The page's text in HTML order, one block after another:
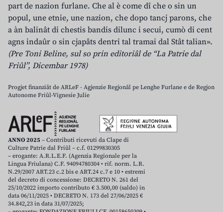
part de nazion furlane. Che al è come dî che o sin un
popul, une etnie, une nazion, che dopo tancj parons, che
a àn balinât di chestis bandis dilunc i secui, cumò di cent
agns indaûr o sin cjapâts dentri tal tramai dal Stât talian».
(Pre Toni Beline, sul so prin editoriâl de “La Patrie dal
Friûl”, Dicembar 1978)
Progjet finanziât de ARLeF - Agjenzie Regjonâl pe Lenghe Furlane e de Regjon
Autonome Friûl-Vignesie Julie
ANNO 2025 – Contributi ricevuti da Clape di
Culture Patrie dal Friûl – c.f. 01299830305
– erogante: A.R.L.E.F. (Agenzia Regionale per la
Lingua Friulana) C.F. 94094780304 • rif. norm. L.R.
N.29/2007 ART.23 c.2 bis e ART.24 c.7 e 10 • estremi
del decreto di concessione: DECRETO N. 261 del
25/10/2022 importo contributo € 3.500,00 (saldo) in
data 06/11/2025 • DECRETO N. 173 del 27/06/2025 €
34.842,23 in data 31/07/2025;